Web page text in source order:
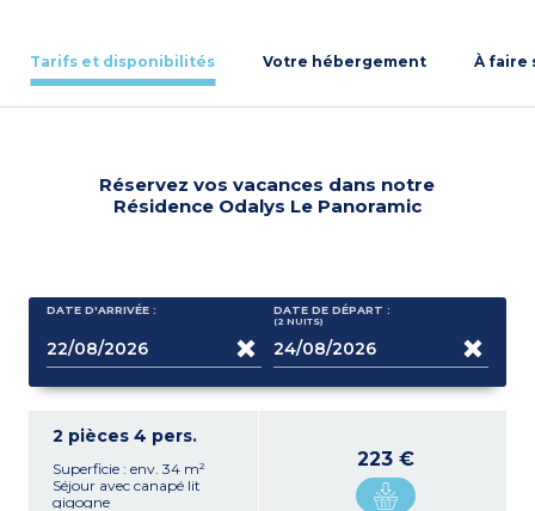
Tarifs et disponibilités Votre hébergement À faire
Réservez vos vacances dans notre
Résidence Odalys Le Panoramic
DATE D'ARRIVÉE : DATE DE DÉPART :
(2 NUITS)
2 pièces 4 pers.
Superficie : env. 34 m²
Séjour avec canapé lit
gigogne
223 €